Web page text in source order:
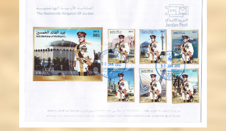
JS
JORDANSTAMPS.COM
EST. 2007